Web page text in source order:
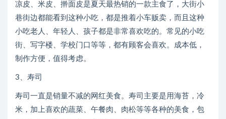
凉皮、米皮、擀面皮是夏天最热销的一款主食了，大街小
巷街边都能看到这种小吃，都是推着小车贩卖，而且这种
小吃老人、年轻人、孩子都是非常喜欢吃的。常见的小吃
街、写字楼、学校门口等等，都有顾客会喜欢。成本低，
制作方便，值得考虑。
3、寿司
寿司一直是销量不减的网红美食。寿司主要是用海苔，冷
米，加上喜欢的蔬菜、午餐肉、肉松等等各种的美食，包